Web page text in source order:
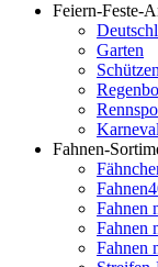
Feiern-Feste-
Garten
Karneval
Fahnen-
Fahnen
Fahnen
Fahnen